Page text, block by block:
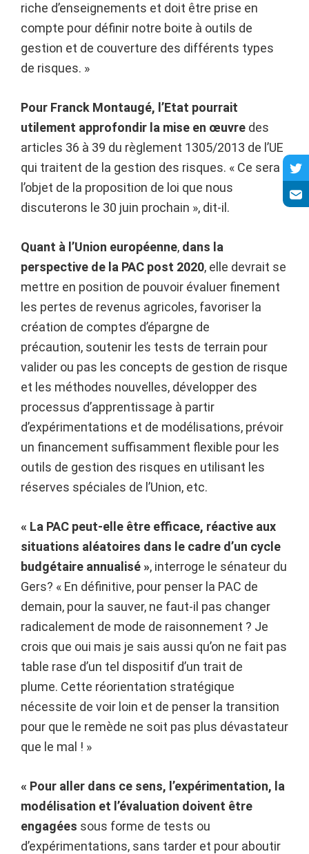
riche d’enseignements et doit être prise en
compte pour définir notre boite à outils de
gestion et de couverture des différents types
de risques. »
Pour Franck Montaugé, l’Etat pourrait
utilement approfondir la mise en œuvre des
articles 36 à 39 du règlement 1305/2013 de l’UE
qui traitent de la gestion des risques. « Ce sera
l’objet de la proposition de loi que nous
discuterons le 30 juin prochain », dit-il.
Quant à l’Union européenne, dans la
perspective de la PAC post 2020, elle devrait se
mettre en position de pouvoir évaluer finement
les pertes de revenus agricoles, favoriser la
création de comptes d’épargne de
précaution, soutenir les tests de terrain pour
valider ou pas les concepts de gestion de risque
et les méthodes nouvelles, développer des
processus d’apprentissage à partir
d’expérimentations et de modélisations, prévoir
un financement suffisamment flexible pour les
outils de gestion des risques en utilisant les
réserves spéciales de l’Union, etc.
« La PAC peut-elle être efficace, réactive aux
situations aléatoires dans le cadre d’un cycle
budgétaire annualisé », interroge le sénateur du
Gers? « En définitive, pour penser la PAC de
demain, pour la sauver, ne faut-il pas changer
radicalement de mode de raisonnement ? Je
crois que oui mais je sais aussi qu’on ne fait pas
table rase d’un tel dispositif d’un trait de
plume. Cette réorientation stratégique
nécessite de voir loin et de penser la transition
pour que le remède ne soit pas plus dévastateur
que le mal ! »
« Pour aller dans ce sens, l’expérimentation, la
modélisation et l’évaluation doivent être
engagées sous forme de tests ou
d’expérimentations, sans tarder et pour aboutir